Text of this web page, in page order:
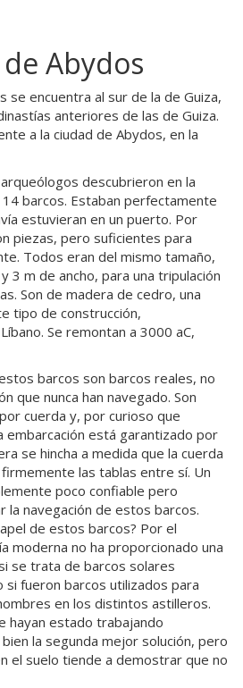
Abydos
se encuentra al sur de la de Guiza,
anteriores de las de Guiza.
a la ciudad de Abydos, en la
descubrieron en la
barcos. Estaban perfectamente
estuvieran en un puerto. Por
piezas, pero suficientes para
Todos eran del mismo tamaño,
3 m de ancho, para una tripulación
Son de madera de cedro, una
tipo de construcción,
Se remontan a 3000 aC,
barcos son barcos reales, no
que nunca han navegado. Son
cuerda y, por curioso que
embarcación está garantizado por
se hincha a medida que la cuerda
las tablas entre sí. Un
poco confiable pero
la navegación de estos barcos.
de estos barcos? Por el
moderna no ha proporcionado una
se trata de barcos solares
fueron barcos utilizados para
en los distintos astilleros.
hayan estado trabajando
la segunda mejor solución, pero
el suelo tiende a demostrar que no